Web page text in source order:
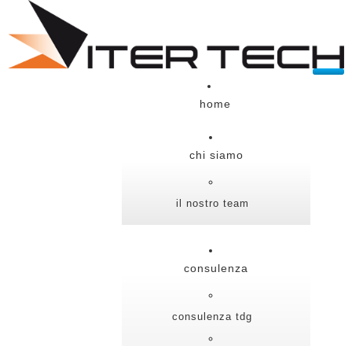
home
chi siamo
il nostro team
consulenza
consulenza tdg